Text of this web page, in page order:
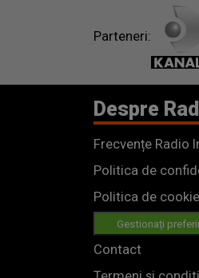
Parteneri:
Despre
Frecvențe Radio
Politica de
Politica de
Gestionați
Contact